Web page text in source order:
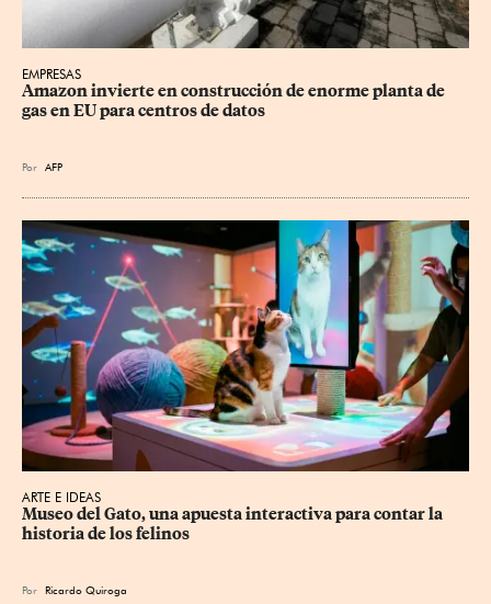
EMPRESAS
Amazon invierte en construcción de enorme planta de
gas en EU para centros de datos
Por AFP
ARTE E IDEAS
Museo del Gato, una apuesta interactiva para contar la
historia de los felinos
Por Ricardo Quiroga